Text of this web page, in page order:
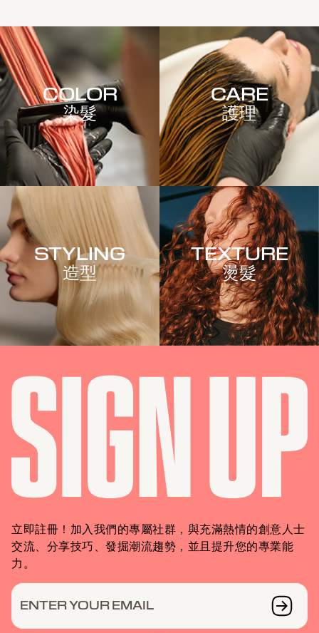
COLOR
染髮
CARE
護理
STYLING
造型
TEXTURE
燙髮
立即註冊！加入我們的專屬社群，與充滿熱情的創意人士
交流、分享技巧、發掘潮流趨勢，並且提升您的專業能
力。
ENTER YOUR EMAIL